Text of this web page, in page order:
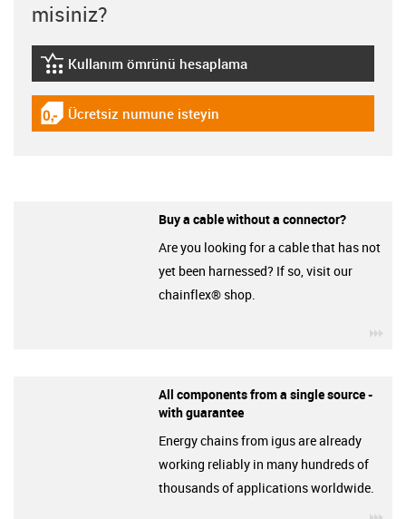
misiniz?
igus-icon-lebensdauerrechner
Kullanım ömrünü hesaplama
igus-icon-gratismuster
Ücretsiz numune isteyin
Buy a cable without a connector?
Are you looking for a cable that has not
yet been harnessed? If so, visit our
chainflex® shop.
All components from a single source -
with guarantee
Energy chains from igus are already
working reliably in many hundreds of
thousands of applications worldwide.